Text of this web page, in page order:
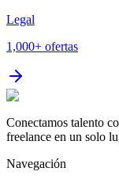
Legal
1,000+ ofertas
Conectamos talento
freelance en un solo
Navegación